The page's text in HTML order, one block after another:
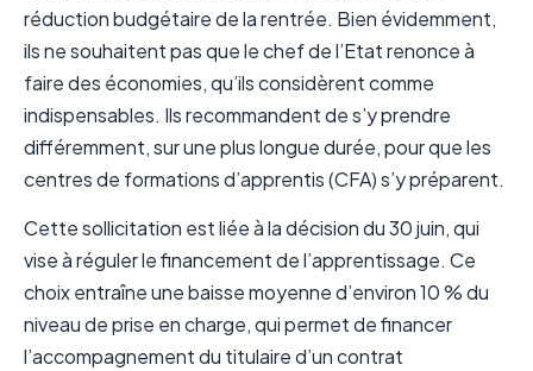
réduction budgétaire de la rentrée. Bien évidemment,
ils ne souhaitent pas que le chef de l’Etat renonce à
faire des économies, qu’ils considèrent comme
indispensables. Ils recommandent de s’y prendre
différemment, sur une plus longue durée, pour que les
centres de formations d’apprentis (CFA) s’y préparent.
Cette sollicitation est liée à la décision du 30 juin, qui
vise à réguler le financement de l’apprentissage. Ce
choix entraîne une baisse moyenne d’environ 10 % du
niveau de prise en charge, qui permet de financer
l’accompagnement du titulaire d’un contrat